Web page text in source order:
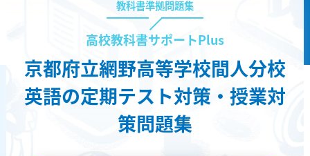
教科書準拠問題集
高校教科書サポートPlus
京都府立網野高等学校間人分校
英語の定期テスト対策・授業対
策問題集